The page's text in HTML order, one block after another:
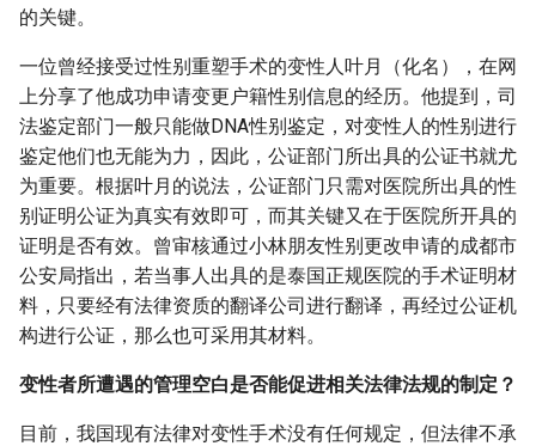
的关键。
一位曾经接受过性别重塑手术的变性人叶月（化名），在网
上分享了他成功申请变更户籍性别信息的经历。他提到，司
法鉴定部门一般只能做DNA性别鉴定，对变性人的性别进行
鉴定他们也无能为力，因此，公证部门所出具的公证书就尤
为重要。根据叶月的说法，公证部门只需对医院所出具的性
别证明公证为真实有效即可，而其关键又在于医院所开具的
证明是否有效。曾审核通过小林朋友性别更改申请的成都市
公安局指出，若当事人出具的是泰国正规医院的手术证明材
料，只要经有法律资质的翻译公司进行翻译，再经过公证机
构进行公证，那么也可采用其材料。
变性者所遭遇的管理空白是否能促进相关法律法规的制定？
目前，我国现有法律对变性手术没有任何规定，但法律不承